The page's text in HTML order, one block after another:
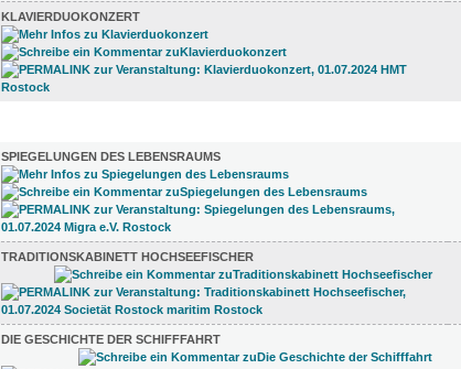
KLAVIERDUOKONZERT
SPIEGELUNGEN DES LEBENSRAUMS
TRADITIONSKABINETT HOCHSEEFISCHER
DIE GESCHICHTE DER SCHIFFFAHRT